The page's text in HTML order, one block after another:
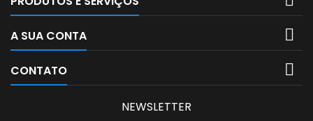
A SUA CONTA 
CONTATO 
NEWSLETTER